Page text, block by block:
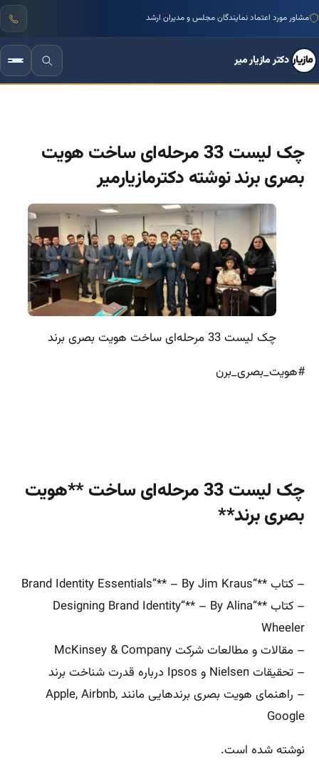
منتور بیش از ۱۰۰۰ کسب‌وکار ایرانی
دکتر مازیار میر
چک لیست 33 مرحله‌ای ساخت هویت
بصری برند نوشته دکترمازیارمیر
چک لیست 33 مرحله‌ای ساخت هویت بصری برند
#هویت_بصری_برن
چک لیست 33 مرحله‌ای ساخت **هویت
بصری برند**
– کتاب **“Brand Identity Essentials”** – By Jim Kraus
– کتاب **“Designing Brand Identity”** – By Alina
Wheeler
– مقالات و مطالعات شرکت McKinsey & Company
– تحقیقات Nielsen و Ipsos درباره قدرت شناخت برند
– راهنمای هویت بصری برندهایی مانند Apple, Airbnb,
Google
نوشته شده است.